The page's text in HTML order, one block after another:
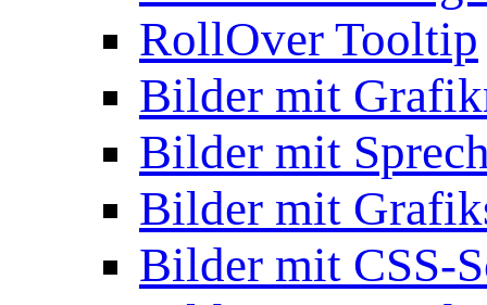
RollOver Tooltip
Bilder mit
Bilder mit
Bilder mit
Bilder mit CSS-